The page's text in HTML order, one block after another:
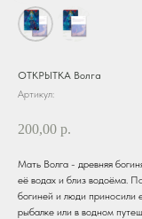
ОТКРЫТКА Волга
Артикул:
200,00 р.
Мать Волга - древняя
её водах и близ водоёма.
богиней и люди приносили
рыбалке или в водном